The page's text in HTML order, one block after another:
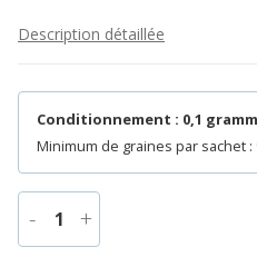
Description détaillée
Conditionnement : 0,1
Minimum de graines par sachet :
- 1 +